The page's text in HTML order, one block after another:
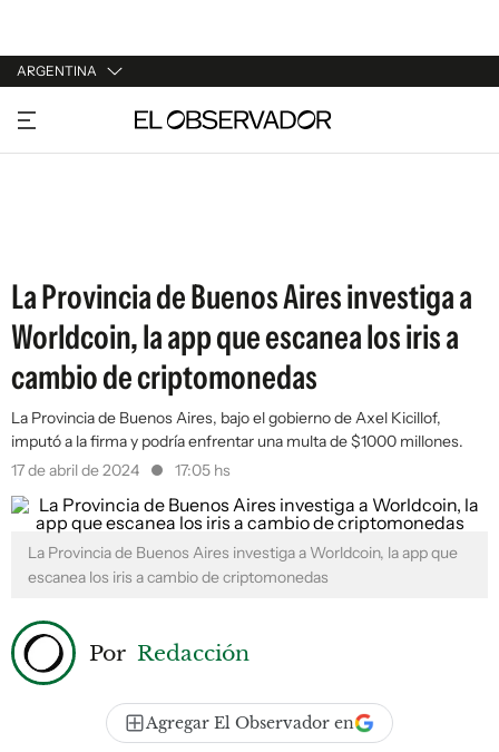
ARGENTINA
URUGUAY
ARGENTINA
La Provincia de Buenos Aires investiga a
Worldcoin, la app que escanea los iris a
cambio de criptomonedas
La Provincia de Buenos Aires, bajo el gobierno de Axel Kicillof,
imputó a la firma y podría enfrentar una multa de $1000 millones.
17 de abril de 2024
17:05 hs
La Provincia de Buenos Aires investiga a Worldcoin, la app que
escanea los iris a cambio de criptomonedas
Por Redacción
Agregar El Observador en